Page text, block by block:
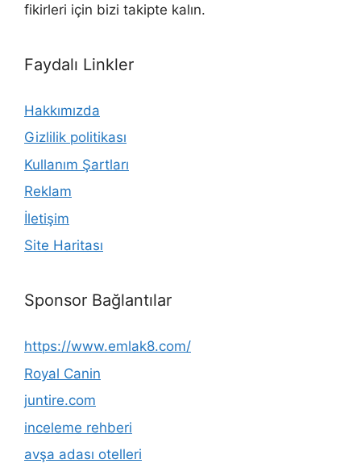
fikirleri için bizi takipte kalın.
Faydalı Linkler
Hakkımızda
Gizlilik politikası
Kullanım Şartları
Reklam
İletişim
Site Haritası
Sponsor Bağlantılar
https://www.emlak8.com/
Royal Canin
juntire.com
inceleme rehberi
avşa adası otelleri